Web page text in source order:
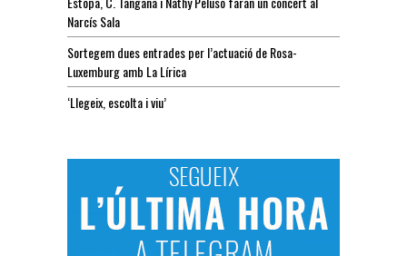
Narcís Sala
Sortegem dues entrades per l’actuació de Rosa-
Luxemburg amb La Lírica
‘Llegeix, escolta i viu’